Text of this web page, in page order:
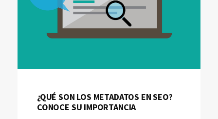
¿QUÉ SON LOS METADATOS EN SEO?
CONOCE SU IMPORTANCIA